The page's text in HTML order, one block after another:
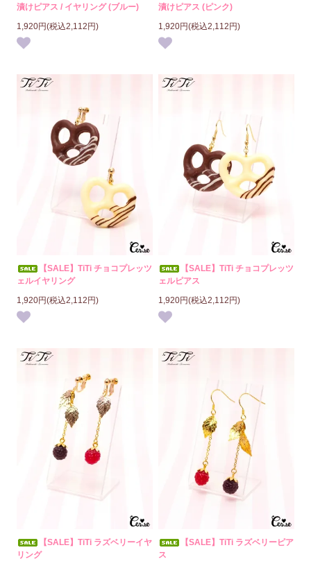
漬けピアス / イヤリング (ブルー)
1,920円(税込2,112円)
漬けピアス (ピンク)
1,920円(税込2,112円)
【SALE】TiTi チョコプレッツ
ェルイヤリング
1,920円(税込2,112円)
【SALE】TiTi チョコプレッツ
ェルピアス
1,920円(税込2,112円)
【SALE】TiTi ラズベリーイヤ
リング
【SALE】TiTi ラズベリーピア
ス